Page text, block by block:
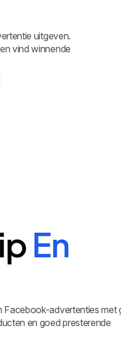
uitgeven.
vind winnende
En
Facebook-advertenties met
en goed presterende